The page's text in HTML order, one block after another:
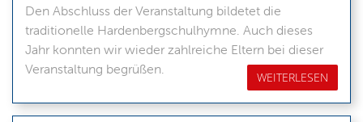
Den Abschluss der Veranstaltung bildetet die
traditionelle Hardenbergschulhymne. Auch dieses
Jahr konnten wir wieder zahlreiche Eltern bei dieser
Veranstaltung begrüßen.
WEITERLESEN